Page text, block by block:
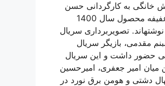
خانگی به کارگردانی حسن
فتحی و نویسندگی احسان جوانمرد و حسن فتحی و تهیه کنندگی اسماعیل عفیفه محصول سال 1400
تصویربرداری سریال
مقدمی، بازیگر سریال
حضور داشت و این سریال
میان امیر جعفری، امیرحسین
دشتی و هومن برق نورد در